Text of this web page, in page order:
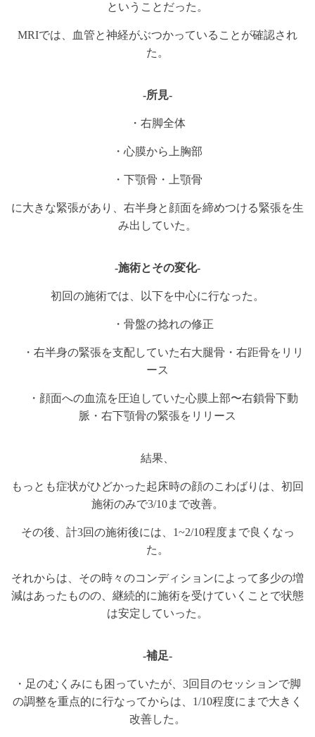
ということだった。
MRIでは、血管と神経がぶつかっていることが確認され
た。
-所見-
・右脚全体
・心膜から上胸部
・下顎骨・上顎骨
に大きな緊張があり、右半身と顔面を締めつける緊張を生
み出していた。
-施術とその変化-
初回の施術では、以下を中心に行なった。
・骨盤の捻れの修正
・右半身の緊張を支配していた右大腿骨・右距骨をリリ
ース
・顔面への血流を圧迫していた心膜上部〜右鎖骨下動
脈・右下顎骨の緊張をリリース
結果、
もっとも症状がひどかった起床時の顔のこわばりは、初回
施術のみで3/10まで改善。
その後、計3回の施術後には、1~2/10程度まで良くなっ
た。
それからは、その時々のコンディションによって多少の増
減はあったものの、継続的に施術を受けていくことで状態
は安定していった。
-補足-
・足のむくみにも困っていたが、3回目のセッションで脚
の調整を重点的に行なってからは、1/10程度にまで大きく
改善した。